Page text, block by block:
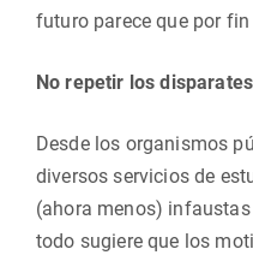
futuro parece que por fin
No repetir los
Desde los organismos
diversos servicios de
(ahora menos)
todo sugiere que los